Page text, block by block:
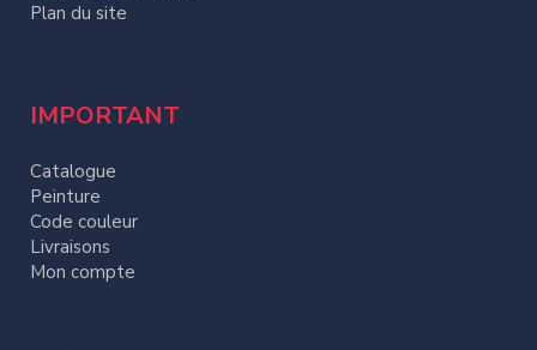
Plan du site
IMPORTANT
Catalogue
Peinture
Code couleur
Livraisons
Mon compte